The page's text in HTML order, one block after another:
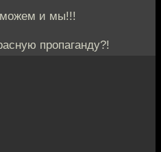
можем и мы!!!
пропаганду?!